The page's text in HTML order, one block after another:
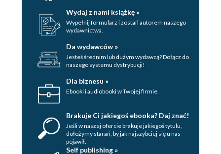
Wydaj z nami książkę »
Wypełnij formularz i zostań autorem naszego
wydawnictwa.
Da wydawców »
Jesteś średnim lub dużym wydawcą? Dołącz do
naszego systemu dystrybucji!
Dla biznesu »
Ebooki i audiobooki w Twojej firmie.
Brakuje Ci jakiegoś ebooka? Daj znać!
Jeśli w naszej ofercie brakuje jakiegoś tytulu,
dołożymy starań, by jak najszybciej się u nas
pojawił.
Self publishing »